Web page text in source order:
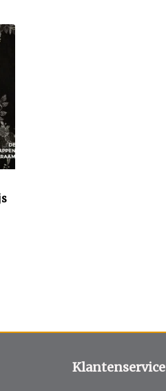
Klantenservice